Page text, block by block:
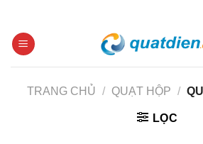
content
TRANG CHỦ / QUẠT HỘP /
LỌC